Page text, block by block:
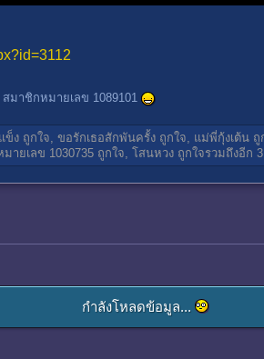
สมาชิกหมายเลข 1089101
ข็ง ถูกใจ, ขอรักเธอสักพันครั้ง ถูกใจ, แม่พี่กุ้งเต้น ถู
ายเลข 1030735 ถูกใจ, โสนหวง ถูกใจรวมถึงอีก
กำลังโหลดข้อมูล...